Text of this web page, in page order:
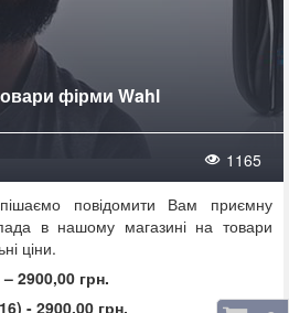
фірми Wahl
1165
повідомити Вам приємну
в нашому магазині на товари
ціни.
2900,00 грн.
- 2900,00 грн.